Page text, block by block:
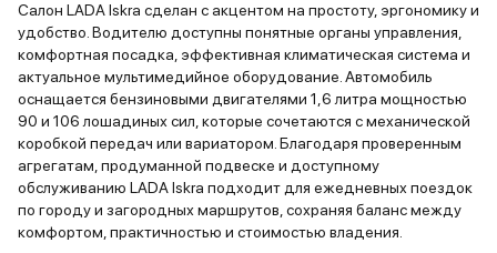
Серебристый "Платина" металлик 1 авто
и еще 31 опция
1 362 000 ₽
1 272 000 ₽
1 017 600 ₽
LADA • Iskra
В наличии
Серебристо-темно-серый "Борнео" металлик 3 авто
и еще 41 опция
1 460 000 ₽
1 168 000 ₽
В наличии
Серебристо-темно-серый "Борнео" металлик
Салон LADA Iskra сделан с акцентом на простоту, эргономику и
удобство. Водителю доступны понятные органы управления,
комфортная посадка, эффективная климатическая система и
актуальное мультимедийное оборудование. Автомобиль
оснащается бензиновыми двигателями 1,6 литра мощностью
90 и 106 лошадиных сил, которые сочетаются с механической
коробкой передач или вариатором. Благодаря проверенным
агрегатам, продуманной подвеске и доступному
обслуживанию LADA Iskra подходит для ежедневных поездок
по городу и загородных маршрутов, сохраняя баланс между
комфортом, практичностью и стоимостью владения.